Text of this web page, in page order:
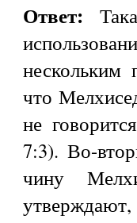
Ответ:
нескольким
что
не
7:3). Во-
чину